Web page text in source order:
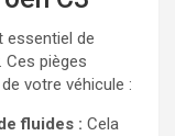
essentiel de
pièges
votre véhicule :
fluides : Cela